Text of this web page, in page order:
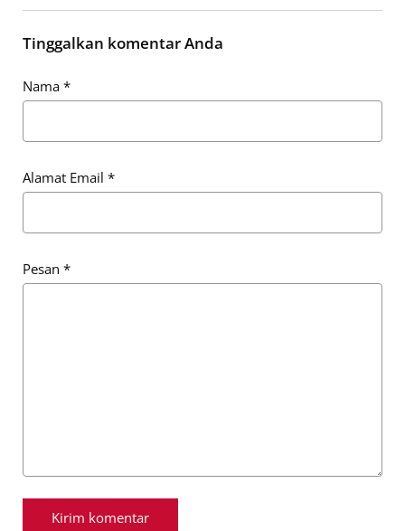
Tinggalkan komentar Anda
Nama *
Alamat Email *
Pesan *